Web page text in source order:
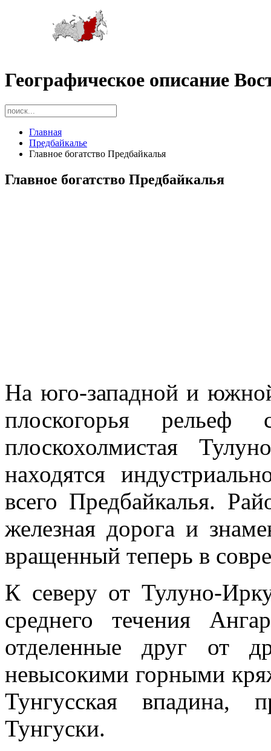
Географическое описание
Главная
Предбайкалье
Главное богатство Предбайкалья
Главное богатство Предбайкалья
На юго-западной и
плоскогорья рельеф
плоскохолми­стая
находятся
всего Предбайкалья.
железная доро­га и
вращенный теперь в
К северу от Тулуно-
среднего течения
отделенные друг от
невысо­кими горными
Тунгусская впадина,
Тунгуски.